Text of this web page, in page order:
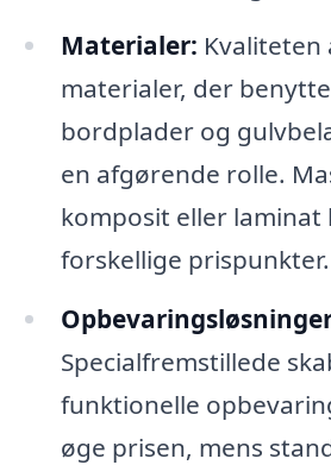
Materialer: Kvaliteten
materialer, der
bordplader og
en afgørende rolle.
komposit eller laminat
forskellige prispunkter.
Specialfremstillede
funktionelle
øge prisen, mens